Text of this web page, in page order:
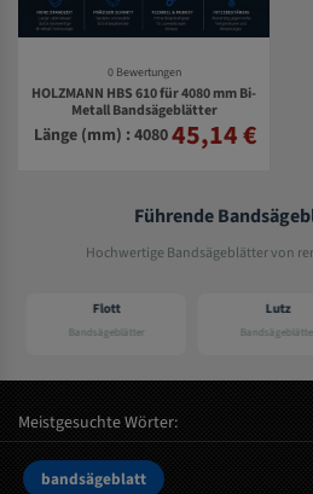
0 Bewertungen
HOLZMANN HBS 610 für 4080 mm Bi-
Metall Bandsägeblätter
Länge (mm) : 408045,14 €
Führende
Hochwertige Bandsägeblätter von
Flott
Bandsägeblätter
Lutz
Bandsägeblätter
Meistgesuchte Wörter:
bandsägeblatt